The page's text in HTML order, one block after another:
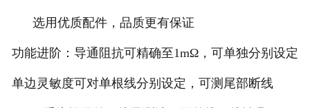
选用优质配件，品质更有保证
功能进阶：导通阻抗可精确至1mΩ，可单独分别设定
单边灵敏度可对单根线分别设定，可测尾部断线